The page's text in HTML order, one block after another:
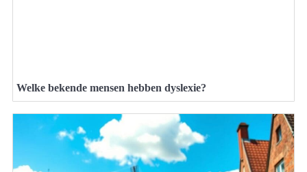
Welke bekende mensen hebben dyslexie?